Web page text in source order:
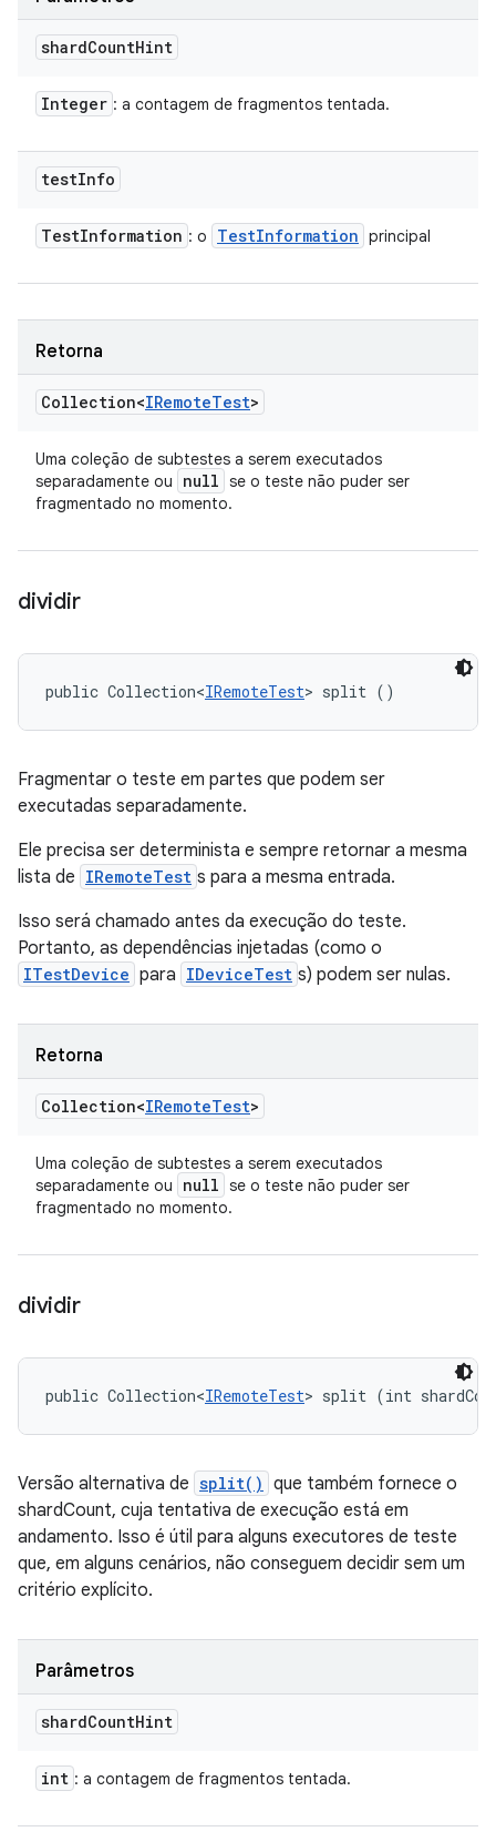
shardCountHint
Integer : a contagem de fragmentos tentada.
testInfo
TestInformation : o TestInformation principal
Retorna
Collection<IRemoteTest>
Uma coleção de subtestes a serem executados
separadamente ou
null se o teste não puder ser
fragmentado no momento.
dividir
public Collection<IRemoteTest> split ()
Fragmentar o teste em partes que podem ser
executadas separadamente.
Ele precisa ser determinista e sempre retornar a mesma
lista de IRemoteTest s para a mesma entrada.
Isso será chamado antes da execução do teste.
Portanto, as dependências injetadas (como o
ITestDevice para IDeviceTest s) podem ser nulas.
Retorna
Collection<IRemoteTest>
Uma coleção de subtestes a serem executados
separadamente ou
null se o teste não puder ser
fragmentado no momento.
dividir
public Collection<IRemoteTest> split (int
Versão alternativa de split() que também fornece o
shardCount, cuja tentativa de execução está em
andamento. Isso é útil para alguns executores de teste
que, em alguns cenários, não conseguem decidir sem um
critério explícito.
Parâmetros
shardCountHint
int : a contagem de fragmentos tentada.